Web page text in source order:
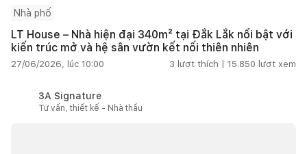
Nhà phố
LT House – Nhà hiện đại 340m² tại Đắk Lắk nổi bật với
kiến trúc mở và hệ sân vườn kết nối thiên nhiên
27/06/2026, lúc 10:00 3 lượt thích | 15.850 lượt xem
3A Signature
Tư vấn, thiết kế - Nhà thầu